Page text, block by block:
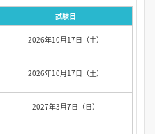
試験日
2026年10月17日（土）
2026年10月17日（土）
2027年3月7日（日）